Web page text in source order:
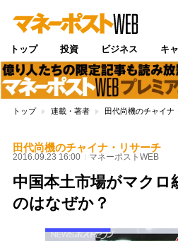
トップ 投資 ビジネス キ
トップ 連載・著者 田代尚機のチャイナ
田代尚機のチャイナ・リサーチ
2016.09.23 16:00 マネーポストWEB
中国本土市場がマクロ
のはなぜか？